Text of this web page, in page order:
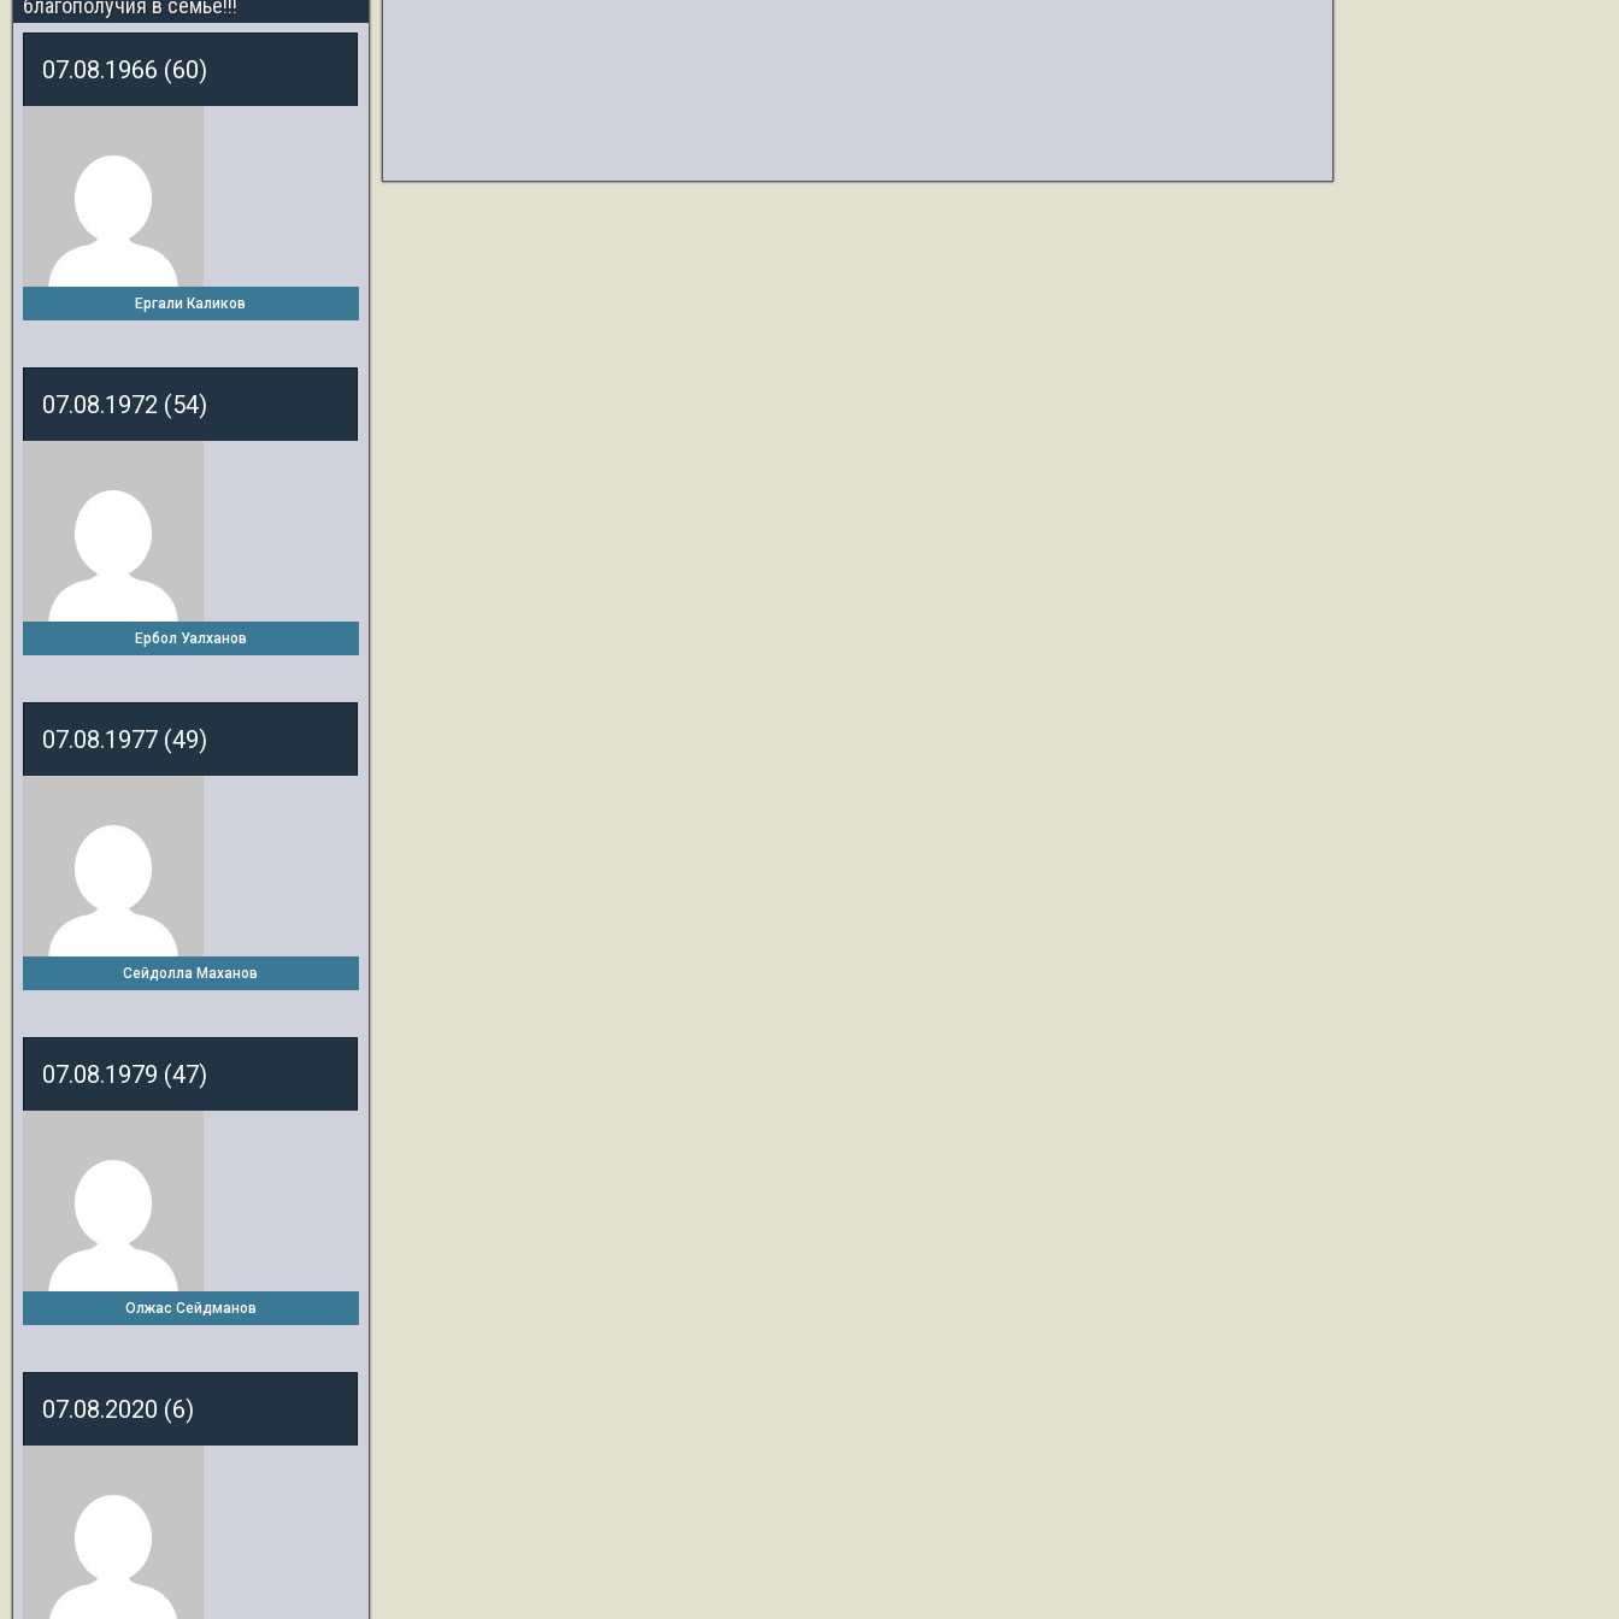
благополучия в семье!!!
07.08.1966 (60)
Ергали Каликов
07.08.1972 (54)
Ербол Уалханов
07.08.1977 (49)
Сейдолла Маханов
07.08.1979 (47)
Олжас Сейдманов
07.08.2020 (6)